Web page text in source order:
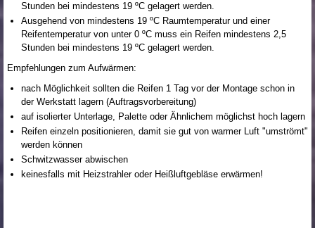
Stunden bei mindestens 19 ºC gelagert werden.
Ausgehend von mindestens 19 ºC Raumtemperatur und einer
Reifentemperatur von unter 0 ºC muss ein Reifen mindestens 2,5
Stunden bei mindestens 19 ºC gelagert werden.
Empfehlungen zum Aufwärmen:
nach Möglichkeit sollten die Reifen 1 Tag vor der Montage schon in
der Werkstatt lagern (Auftragsvorbereitung)
auf isolierter Unterlage, Palette oder Ähnlichem möglichst hoch lagern
Reifen einzeln positionieren, damit sie gut von warmer Luft "umströmt"
werden können
Schwitzwasser abwischen
keinesfalls mit Heizstrahler oder Heißluftgebläse erwärmen!